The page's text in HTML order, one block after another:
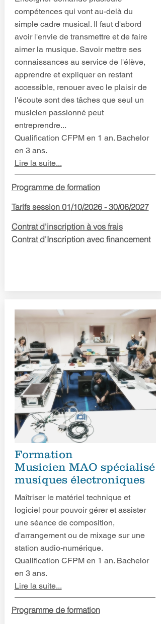
compétences qui vont au-delà du
simple cadre musical. Il faut d'abord
avoir l'envie de transmettre et de faire
aimer la musique. Savoir mettre ses
connaissances au service de l'élève,
apprendre et expliquer en restant
accessible, renouer avec le plaisir de
l'écoute sont des tâches que seul un
musicien passionné peut
entreprendre...
Qualification CFPM en 1 an. Bachelor
en 3 ans.
Lire la suite...
Programme de formation
Tarifs session 01/10/2026- 30/06/2027
Contrat d'inscription à vos frais
Contrat d'Inscription avec financement
Formation
Musicien MAO spécialisé
musiques électroniques
Maîtriser le matériel technique et
logiciel pour pouvoir gérer et assister
une séance de composition,
d'arrangement ou de mixage sur une
station audio-numérique.
Qualification CFPM en 1 an. Bachelor
en 3 ans.
Lire la suite...
Programme de formation